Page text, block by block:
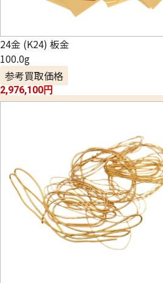
24金 (K24) 板金
100.0g
参考買取価格
2,976,100円